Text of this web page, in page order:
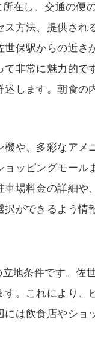
在し、交通の便
方法、提供され
保駅からの近さ
非常に魅力的で
します。朝食
や、多彩なアメ
ッピングモール
場料金の詳細や
ができるよう情
地条件です。佐
。これにより
は飲食店やショ